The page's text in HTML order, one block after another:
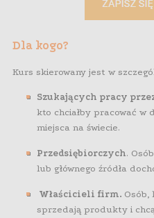
Dla kogo?
Kurs skierowany jest w
Szukających pracy
kto chciałby pracować w
miejsca na świecie.
Przedsiębiorczych.
lub głównego źródła
Właścicieli firm. Osób,
sprzedają produkty i